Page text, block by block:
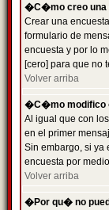
�C�mo creo una
Crear una
formulario de
encuesta y por lo
[cero] para que
Volver arriba
�C�mo modifico
Al igual que con
en el primer
Sin embargo, si ya
encuesta por
Volver arriba
�Por qu� no